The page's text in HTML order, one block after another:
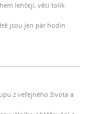
lehčeji, věci tolik
jsou jen pár hodin
z veřejného života a